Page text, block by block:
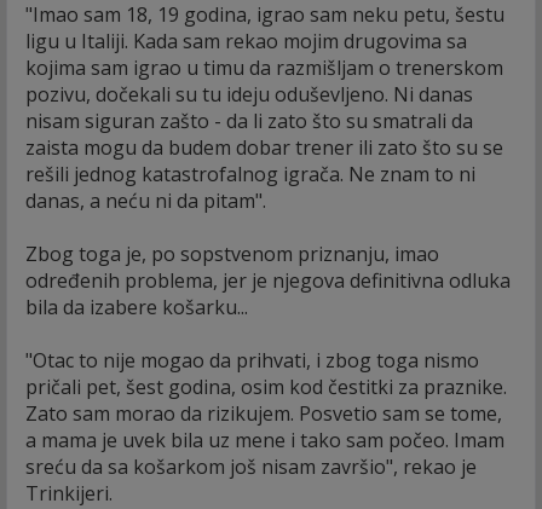
"Imao sam 18, 19 godina, igrao sam neku petu, šestu
ligu u Italiji. Kada sam rekao mojim drugovima sa
kojima sam igrao u timu da razmišljam o trenerskom
pozivu, dočekali su tu ideju oduševljeno. Ni danas
nisam siguran zašto - da li zato što su smatrali da
zaista mogu da budem dobar trener ili zato što su se
rešili jednog katastrofalnog igrača. Ne znam to ni
danas, a neću ni da pitam".
Zbog toga je, po sopstvenom priznanju, imao
određenih problema, jer je njegova definitivna odluka
bila da izabere košarku...
"Otac to nije mogao da prihvati, i zbog toga nismo
pričali pet, šest godina, osim kod čestitki za praznike.
Zato sam morao da rizikujem. Posvetio sam se tome,
a mama je uvek bila uz mene i tako sam počeo. Imam
sreću da sa košarkom još nisam završio", rekao je
Trinkijeri.